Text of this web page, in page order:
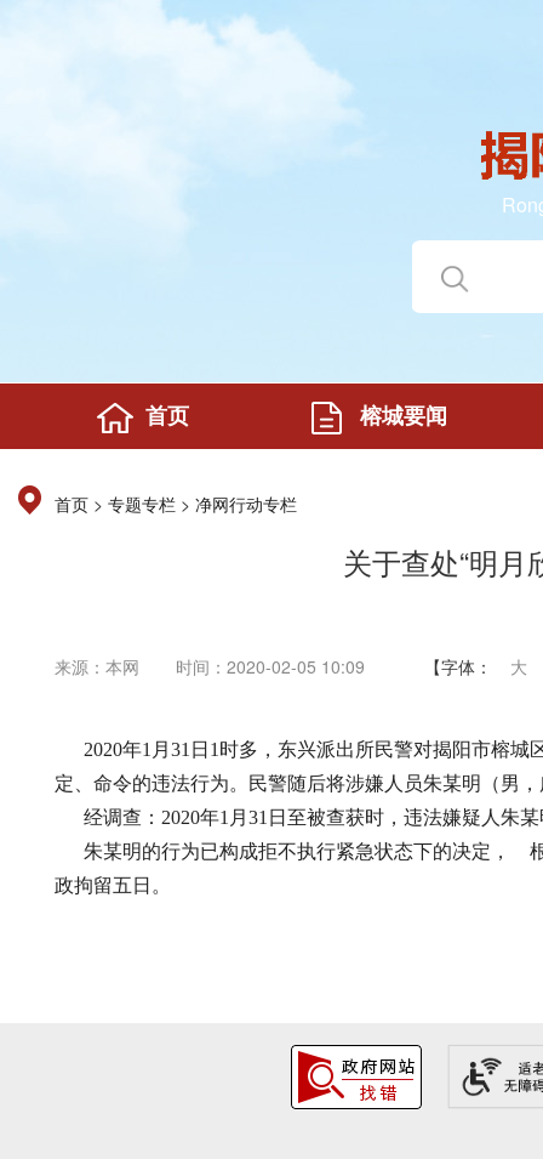
首页 榕城要闻
首页 > 专题专栏 > 净网行动专栏
关于查处“明
来源：本网 时间：2020-02-05 10:09 【字体： 大
2020年1月31日1时多，东兴派出所民警对揭阳市榕城
定、命令的违法行为。民警随后将涉嫌人员朱某明（男
经调查：2020年1月31日至被查获时，违法嫌疑人朱
朱某明的行为已构成拒不执行紧急状态下的决定， 根
政拘留五日。